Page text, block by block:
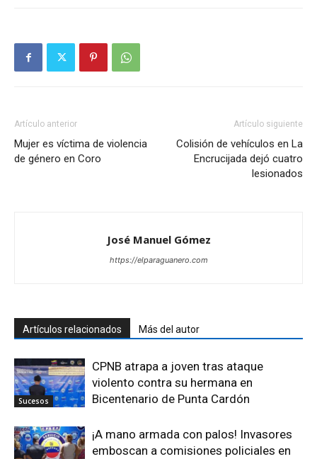
Artículo anterior
Mujer es víctima de violencia
de género en Coro
Artículo siguiente
Colisión de vehículos en La
Encrucijada dejó cuatro
lesionados
José Manuel Gómez
https://elparaguanero.com
Artículos relacionados Más del autor
Sucesos
CPNB atrapa a joven tras ataque
violento contra su hermana en
Bicentenario de Punta Cardón
¡A mano armada con palos! Invasores
emboscan a comisiones policiales en